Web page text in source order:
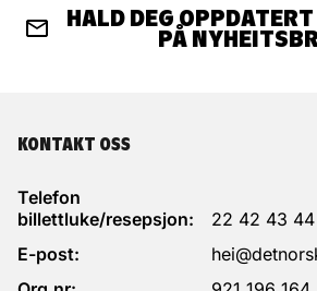
HALD DEG
PÅ
KONTAKT OSS
Telefon
billettluke/resepsjon:
22 42 43 44
E-post: